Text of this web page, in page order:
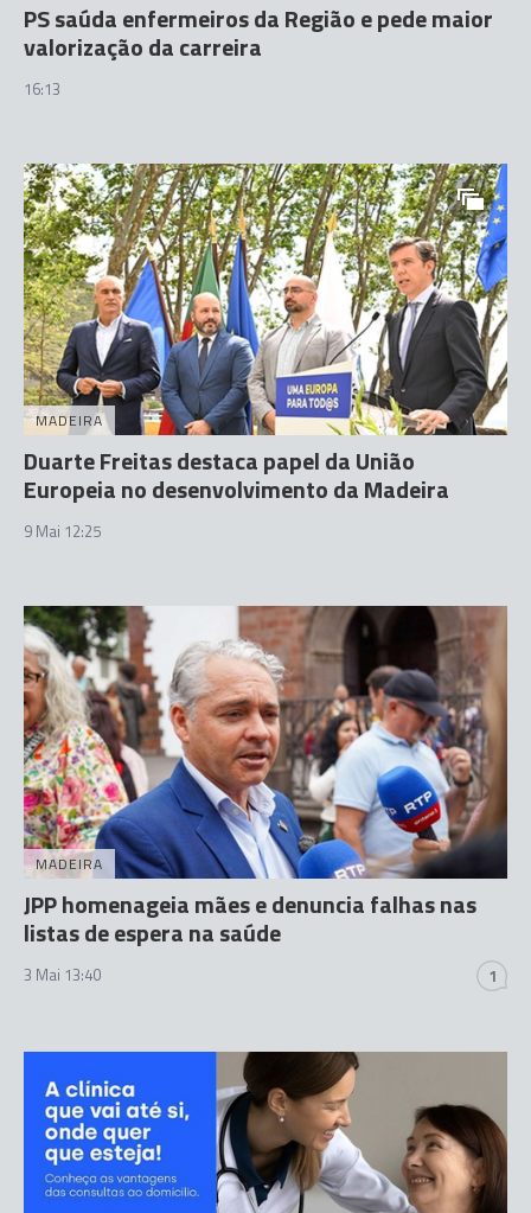
PS saúda enfermeiros da Região e pede maior
valorização da carreira
16:13
MADEIRA
Duarte Freitas destaca papel da União
Europeia no desenvolvimento da Madeira
9 Mai 12:25
MADEIRA
JPP homenageia mães e denuncia falhas nas
listas de espera na saúde
3 Mai 13:40 1